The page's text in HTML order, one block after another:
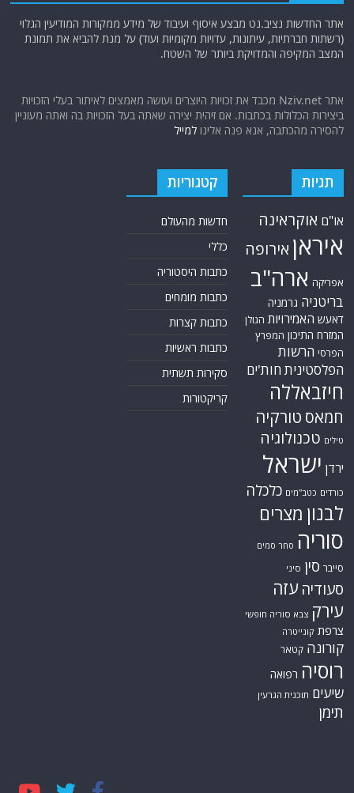
אתר החדשות נציב.נט מבצע איסוף ועיבוד של מידע ממקורות המודיעין הגלוי
(רשתות חברתיות, עיתונות, עדויות מקומיות ועוד) על מנת להביא את תמונת
המצב המקיפה והמדויקת ביותר של השטח.
אתר Nziv.net מכבד את זכויות היוצרים ועושה מאמצים לאיתור בעלי הזכויות
ביצירות הכלולות בכתבות. אם זיהית יצירה שאתה בעל הזכויות בה ואתה מעוניין
להסירה מהכתבה, אנא פנה אלינולמייל
תגיות
או"ם אוקראינה
איראן אירופה
אפריקה ארה"ב
בריטניה גרמניה
דאעש האמירויות הגולן
המזרח התיכון המפרץ
הפרסי הרשות
הפלסטיניתחות'ים
חיזבאללה
חמאס טורקיה
טילים טכנולוגיה
ירדן ישראל
כורדים כטב"מים כלכלה
לבנון מצרים
סוריה סחר סמים
סייבר סין סיני
סעודיה עזה
עירק צבא סוריה חופשי
צרפת קונייטרה
קורונה קטאר
רוסיה רפואה
שיעים תוכנית הגרעין
תימן
קטגוריות
חדשות מהעולם
כללי
כתבות היסטוריה
כתבות מומחים
כתבות קצרות
כתבות ראשיות
סקירות תשתית
קריקטורות